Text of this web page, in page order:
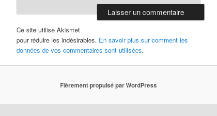
Ce site utilise Akismet
pour réduire les indésirables. En savoir plus sur comment les
données de vos commentaires sont utilisées.
Fièrement propulsé par WordPress